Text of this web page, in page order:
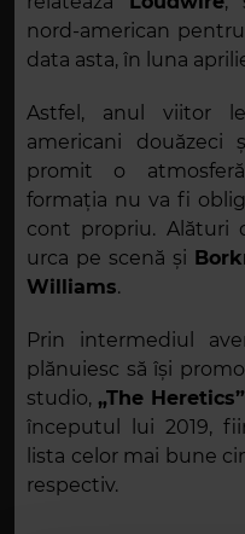
nord-american
data asta, în luna
Astfel, anul viitor
americani douăzeci
promit o
formația nu va fi
cont propriu. Alături
urca pe scenă și
Williams.
Prin intermediul
plănuiesc să își
studio, „The Heretics”
începutul lui 2019,
lista celor mai bune
respectiv.